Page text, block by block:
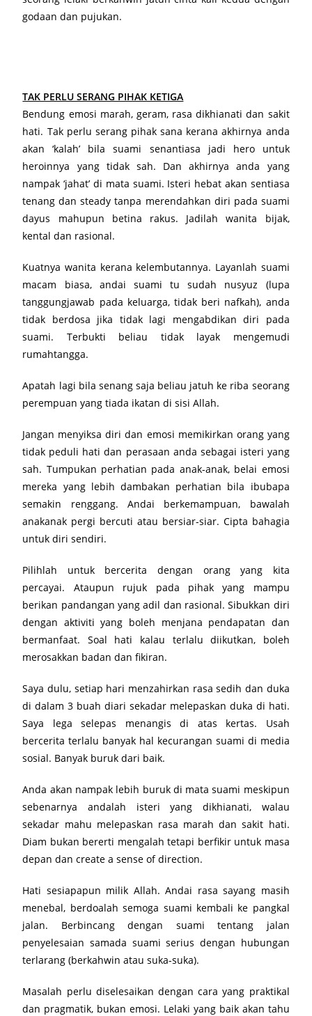
godaan dan pujukan.
TAK PERLU SERANG PIHAK KETIGA
Bendung emosi marah, geram, rasa dikhianati dan sakit
hati. Tak perlu serang pihak sana kerana akhirnya anda
akan ‘kalah’ bila suami senantiasa jadi hero untuk
heroinnya yang tidak sah. Dan akhirnya anda yang
nampak ‘jahat’ di mata suami. Isteri hebat akan sentiasa
tenang dan steady tanpa merendahkan diri pada suami
dayus mahupun betina rakus. Jadilah wanita bijak,
kental dan rasional.
Kuatnya wanita kerana kelembutannya. Layanlah suami
macam biasa, andai suami tu sudah nusyuz (lupa
tanggungjawab pada keluarga, tidak beri nafkah), anda
tidak berdosa jika tidak lagi mengabdikan diri pada
suami. Terbukti beliau tidak layak mengemudi
rumahtangga.
Apatah lagi bila senang saja beliau jatuh ke riba seorang
perempuan yang tiada ikatan di sisi Allah.
Jangan menyiksa diri dan emosi memikirkan orang yang
tidak peduli hati dan perasaan anda sebagai isteri yang
sah. Tumpukan perhatian pada anak-anak, belai emosi
mereka yang lebih dambakan perhatian bila ibubapa
semakin renggang. Andai berkemampuan, bawalah
anakanak pergi bercuti atau bersiar-siar. Cipta bahagia
untuk diri sendiri.
Pilihlah untuk bercerita dengan orang yang kita
percayai. Ataupun rujuk pada pihak yang mampu
berikan pandangan yang adil dan rasional. Sibukkan diri
dengan aktiviti yang boleh menjana pendapatan dan
bermanfaat. Soal hati kalau terlalu diikutkan, boleh
merosakkan badan dan fikiran.
Saya dulu, setiap hari menzahirkan rasa sedih dan duka
di dalam 3 buah diari sekadar melepaskan duka di hati.
Saya lega selepas menangis di atas kertas. Usah
bercerita terlalu banyak hal kecurangan suami di media
sosial. Banyak buruk dari baik.
Anda akan nampak lebih buruk di mata suami meskipun
sebenarnya andalah isteri yang dikhianati, walau
sekadar mahu melepaskan rasa marah dan sakit hati.
Diam bukan bererti mengalah tetapi berfikir untuk masa
depan dan create a sense of direction.
Hati sesiapapun milik Allah. Andai rasa sayang masih
menebal, berdoalah semoga suami kembali ke pangkal
jalan. Berbincang dengan suami tentang jalan
penyelesaian samada suami serius dengan hubungan
terlarang (berkahwin atau suka-suka).
Masalah perlu diselesaikan dengan cara yang praktikal
dan pragmatik, bukan emosi. Lelaki yang baik akan tahu